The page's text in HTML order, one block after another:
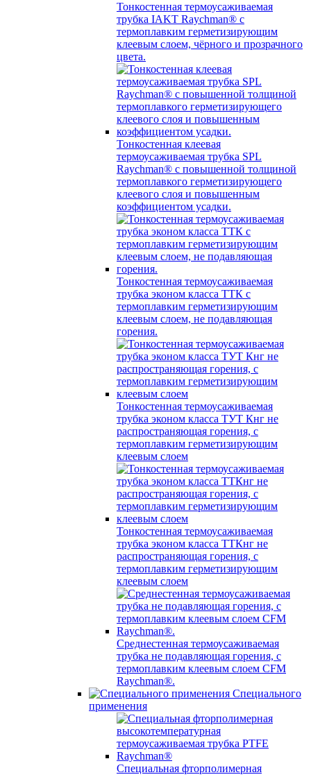
Тонкостенная термоусаживаемая
трубка IAKT Raychman® с
термоплавким герметизирующим
клеевым слоем, чёрного и прозрачного
цвета.
Тонкостенная клеевая
термоусаживаемая трубка SPL
Raychman® с повышенной толщиной
термоплавкого герметизирующего
клеевого слоя и повышенным
коэффициентом усадки.
Тонкостенная термоусаживаемая
трубка эконом класса ТТК с
термоплавким герметизирующим
клеевым слоем, не подавляющая
горения.
Тонкостенная термоусаживаемая
трубка эконом класса ТУТ Кнг не
распространяющая горения, с
термоплавким герметизирующим
клеевым слоем
Тонкостенная термоусаживаемая
трубка эконом класса ТТКнг не
распространяющая горения, с
термоплавким герметизирующим
клеевым слоем
Среднестенная термоусаживаемая
трубка не подавляющая горения, с
термоплавким клеевым слоем CFM
Raychman®.
Специального
применения
Специальная фторполимерная